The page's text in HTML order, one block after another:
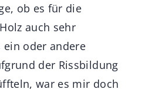
ob es für die
auch sehr
ein oder andere
der Rissbildung
war es mir doch